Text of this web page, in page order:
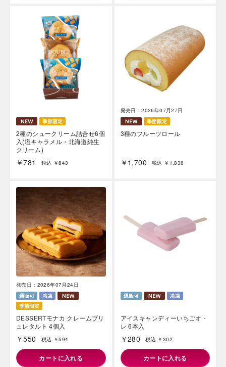
2種のシュークリーム詰合せ6個
入(塩キャラメル・北海道純生
クリーム)
￥781 税込 ￥843
発売日：2026年07月27日
3種のフルーツロール
￥1,700 税込 ￥1,836
発売日：2026年07月24日
DESSERTモナカ クレームブリ
ュレタルト 4個入
￥550 税込 ￥594
カートに入れる
アイスキャンディーいちごオ・
レ 6本入
￥280 税込 ￥302
カートに入れる
岳や末広がりを意味す
Malaysia
Hong Kong
UAE
Thailand
Vietnam